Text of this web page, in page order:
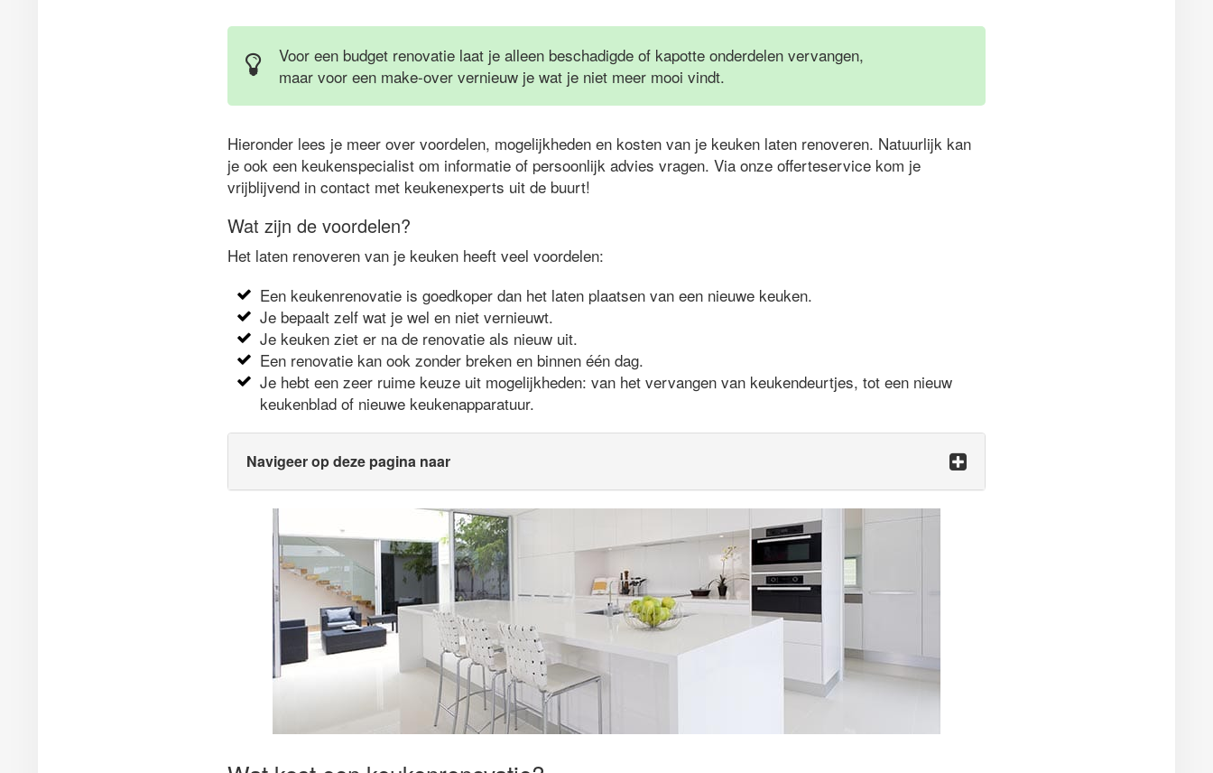
Voor een budget renovatie laat je alleen beschadigde of kapotte onderdelen vervangen,
maar voor een make-over vernieuw je wat je niet meer mooi vindt.
Hieronder lees je meer over voordelen, mogelijkheden en kosten van je keuken laten renoveren. Natuurlijk kan
je ook een keukenspecialist om informatie of persoonlijk advies vragen. Via onze offerteservice kom je
vrijblijvend in contact met keukenexperts uit de buurt!
Wat zijn de voordelen?
Het laten renoveren van je keuken heeft veel voordelen:
Een keukenrenovatie is goedkoper dan het laten plaatsen van een nieuwe keuken.
Je bepaalt zelf wat je wel en niet vernieuwt.
Je keuken ziet er na de renovatie als nieuw uit.
Een renovatie kan ook zonder breken en binnen één dag.
Je hebt een zeer ruime keuze uit mogelijkheden: van het vervangen van keukendeurtjes, tot een nieuw
keukenblad of nieuwe keukenapparatuur.
Navigeer op deze pagina naar